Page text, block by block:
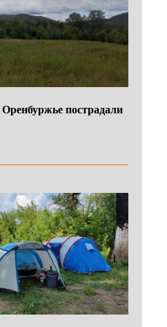
пострадали